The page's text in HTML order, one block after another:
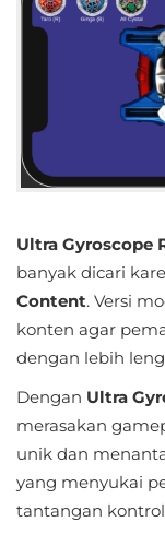
Educational
Music
Puzzle
Racing
Role
Sandbox
Ultra Gyroscope
banyak dicari
Content. Versi
konten agar
dengan lebih
Dengan Ultra
merasakan
unik dan
yang menyukai
tantangan